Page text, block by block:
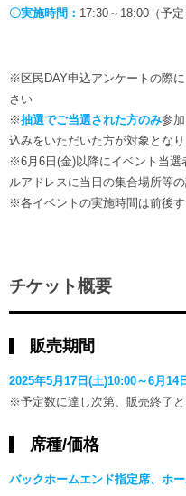
〇実施時間： 17:30～18:00（予定
※区民DAY申込アンケートの際
さい
※抽選でご当選された方のみ参
込みをいただいた方が対象とな
※6月6日(金)以降にイベント当選
ルアドレスに当日の集合場所等
※各イベントの実施時間は前後
チケット概要
販売期間
2025年5月17日(土)10:00～6月14
※予定数に達し次第、販売終了
席種/価格
バックホームエンド指定席、ホ